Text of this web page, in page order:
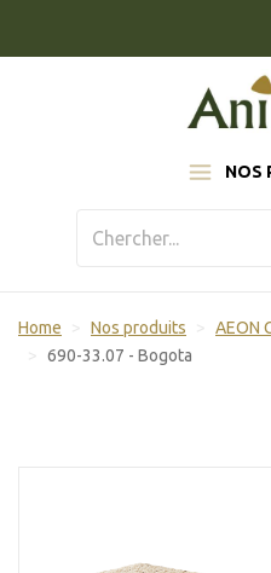
NOS
Home Nos produits AEON
690-33.07 - Bogota